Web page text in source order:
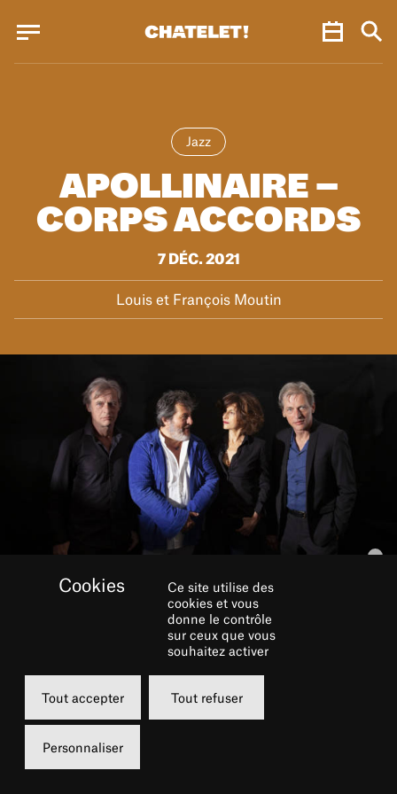
Jazz
APOLLINAIRE –
CORPS ACCORDS
7 DÉC. 2021
Louis et François Moutin
Mardi
07 décembre 2021
19h00
Ce site utilise des
cookies et vous
donne le contrôle
sur ceux que vous
souhaitez activer
Tout accepter Tout refuser
Personnaliser